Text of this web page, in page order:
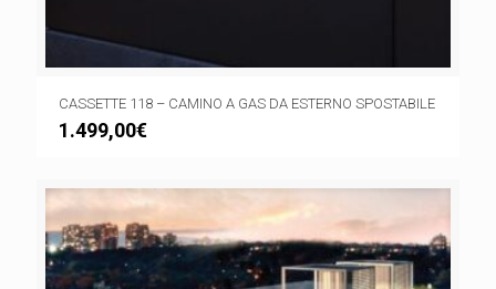
CASSETTE 118 – CAMINO A GAS DA ESTERNO SPOSTABILE
1.499,00€